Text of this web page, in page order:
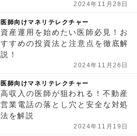
2024年11月28日
医師向けマネリテレクチャー
資産運用を始めたい医師必見！お
すすめの投資法と注意点を徹底解
説！
2024年11月26日
医師向けマネリテレクチャー
高収入の医師が狙われる！不動産
営業電話の落とし穴と安全な対処
法を解説
2024年11月19日